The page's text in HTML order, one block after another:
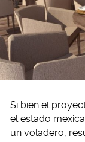
Si bien el
el estado
un voladero,